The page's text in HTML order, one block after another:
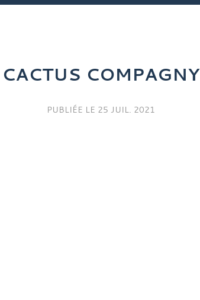
CACTUS COMPAGNY
PUBLIÉE LE 25 JUIL. 2021